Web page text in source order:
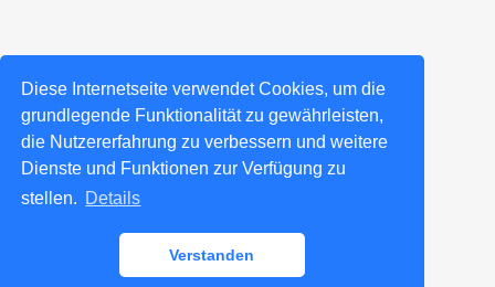
Diese Internetseite verwendet Cookies, um die
grundlegende Funktionalität zu gewährleisten,
die Nutzererfahrung zu verbessern und weitere
Dienste und Funktionen zur Verfügung zu
stellen. Details
Verstanden